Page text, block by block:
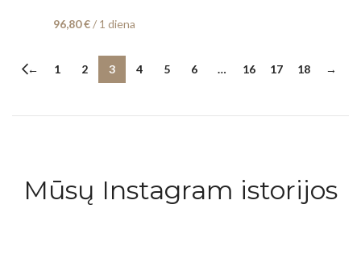
96,80€/ 1 diena
← 1 2 3 4 5 6 … 16 17 18 →
Mūsų Instagram istorijos